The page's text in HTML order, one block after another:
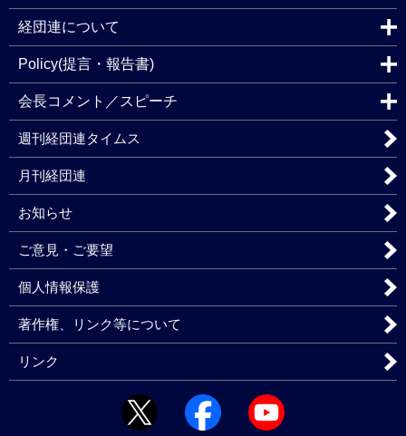
経団連について
Policy(提言・報告書)
会長コメント／スピーチ
週刊経団連タイムス
月刊経団連
お知らせ
ご意見・ご要望
個人情報保護
著作権、リンク等について
リンク